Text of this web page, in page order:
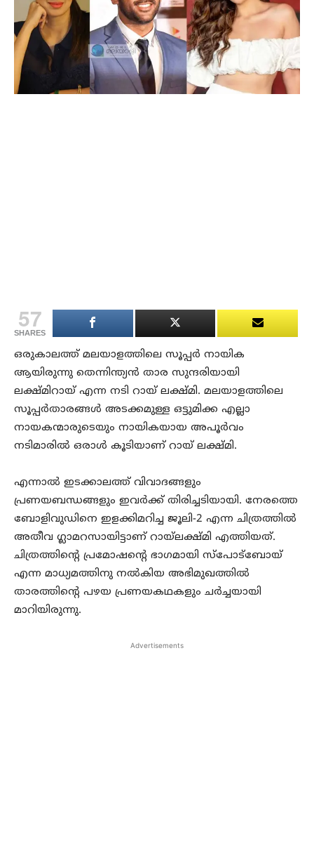
57
SHARES
ഒരുകാലത്ത് മലയാളത്തിലെ സൂപ്പർ നായിക
ആയിരുന്നു തെന്നിന്ത്യൻ താര സുന്ദരിയായി
ലക്ഷ്മിറായ് എന്ന നടി റായ് ലക്ഷ്മി. മലയാളത്തിലെ
സൂപ്പർതാരങ്ങൾ അടക്കമുള്ള ഒട്ടുമിക്ക എല്ലാ
നായകന്മാരുടെയും നായികയായ അപൂർവം
നടിമാരിൽ ഒരാൾ കൂടിയാണ് റായ് ലക്ഷ്മി.
എന്നാൽ ഇടക്കാലത്ത് വിവാദങ്ങളും
പ്രണയബന്ധങ്ങളും ഇവർക്ക് തിരിച്ചടിയായി. നേരത്തെ
ബോളിവുഡിനെ ഇളക്കിമറിച്ച ജൂലി-2 എന്ന ചിത്രത്തിൽ
അതീവ ഗ്ലാമറസായിട്ടാണ് റായ്‌ലക്ഷ്മി എത്തിയത്.
ചിത്രത്തിന്റെ പ്രമോഷന്റെ ഭാഗമായി സ്‌പോട്‌ബോയ്
എന്ന മാധ്യമത്തിനു നൽകിയ അഭിമുഖത്തിൽ
താരത്തിന്റെ പഴയ പ്രണയകഥകളും ചർച്ചയായി
മാറിയിരുന്നു.
Advertisements